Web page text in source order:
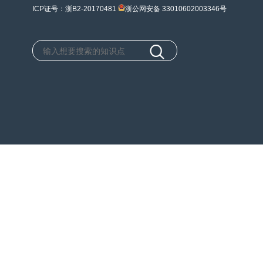
ICP证号：浙B2-20170481
浙公网安备 33010602003346号